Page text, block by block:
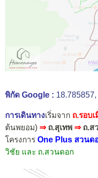
พิกัด Google :
การเดินทางเริ่มจาก ถ.รอบ
ต้นพยอม) ⇒ถ.สุเทพ ⇒ถ.ส
โครงการ One Plus สวนด
วิชัย และ ถ.สวนดอก